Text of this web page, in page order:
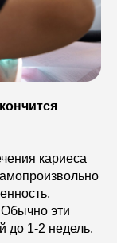
кариеса
эти
до 1-2 недель.